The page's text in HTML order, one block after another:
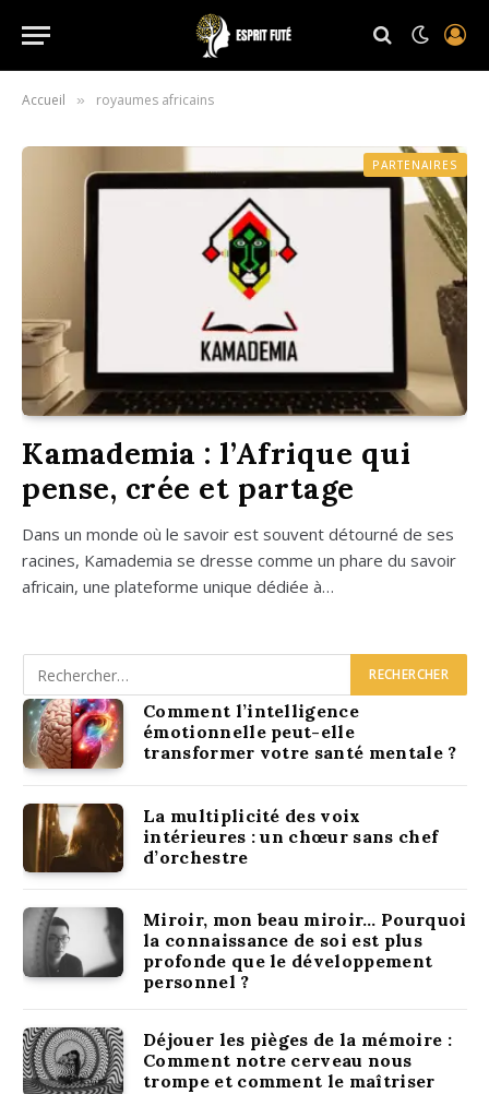
Accueil » royaumes africains
PARTENAIRES
Kamademia : l’Afrique qui
pense, crée et partage
Dans un monde où le savoir est sou­vent détour­né de ses
racines, Kama­de­mia se dresse comme un phare du savoir
afri­cain, une pla­te­forme unique dédiée à…
Comment l’intelligence
émotionnelle peut-elle
transformer votre santé mentale ?
La multiplicité des voix
intérieures : un chœur sans chef
d’orchestre
Miroir, mon beau miroir… Pourquoi
la connaissance de soi est plus
profonde que le développement
personnel ?
Déjouer les pièges de la mémoire :
Comment notre cerveau nous
trompe et comment le maîtriser